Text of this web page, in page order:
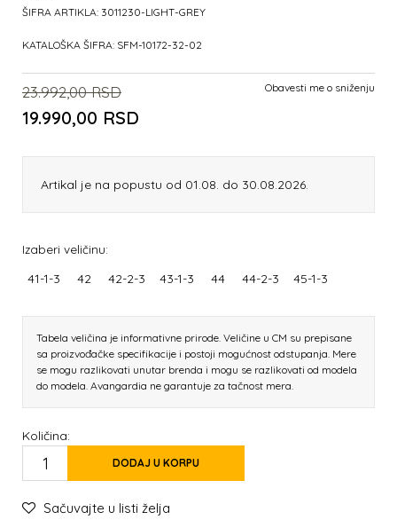
ŠIFRA ARTIKLA: 3011230-LIGHT-GREY
KATALOŠKA ŠIFRA: SFM-10172-32-02
23.992,00 RSD
19.990,00 RSD
Obavesti me o sniženju
Artikal je na popustu od 01.08. do 30.08.2026.
Izaberi veličinu:
41-1-3 42 42-2-3 43-1-3 44 44-2-3 45-1-3
Tabela veličina je informativne prirode. Veličine u CM su prepisane
sa proizvođačke specifikacije i postoji mogućnost odstupanja. Mere
se mogu razlikovati unutar brenda i mogu se razlikovati od modela
do modela. Avangardia ne garantuje za tačnost mera.
Količina:
DODAJ U KORPU
Sačuvajte u listi želja